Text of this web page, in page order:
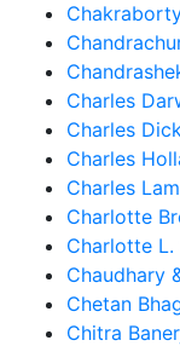
Charles
Charles
Charles
Charles
Charlotte
Charlotte L.
Chaudhary
Chetan
Chitra